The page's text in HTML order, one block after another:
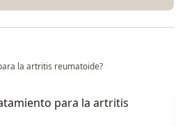
la artritis reumatoide?
para la artritis